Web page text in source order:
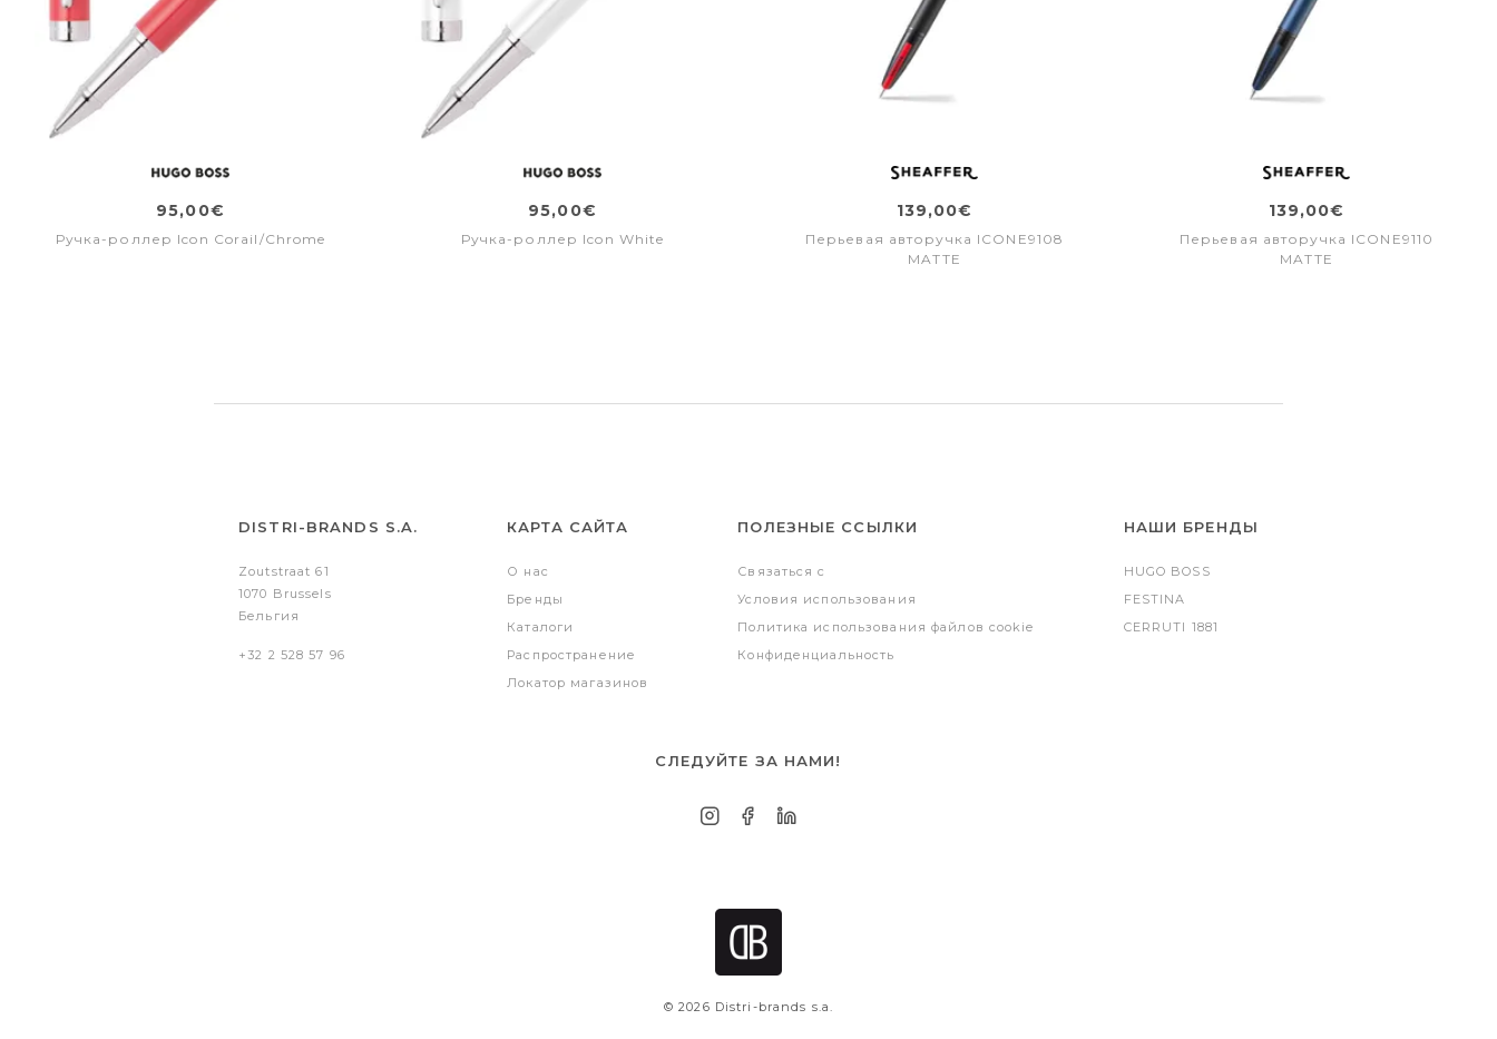
95,00€
Ручка-роллер Icon Corail/Chrome
95,00€
Ручка-роллер Icon White
139,00€
Перьевая авторучка ICONE9108
MATTE
139,00€
Перьевая авторучка ICONE9110
MATTE
DISTRI-BRANDS S.A.
Zoutstraat 61
1070 Brussels
Бельгия
+32 2 528 57 96
КАРТА САЙТА
О нас
Бренды
Каталоги
Распространение
Локатор магазинов
ПОЛЕЗНЫЕ ССЫЛКИ
Связаться с
Условия использования
Политика использования файлов cookie
Конфиденциальность
НАШИ БРЕНДЫ
HUGO BOSS
FESTINA
CERRUTI 1881
СЛЕДУЙТЕ ЗА НАМИ!
© 2026 Distri-brands s.a.